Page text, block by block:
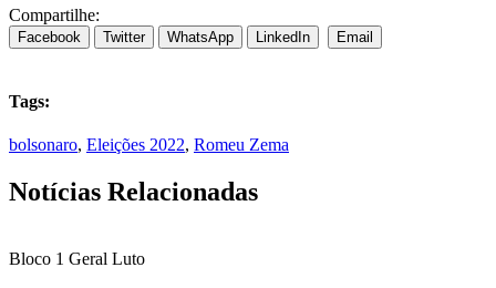
Compartilhe:
Facebook Twitter WhatsApp LinkedIn Email
Tags:
bolsonaro, Eleições 2022, Romeu Zema
Notícias Relacionadas
Bloco 1 Geral Luto